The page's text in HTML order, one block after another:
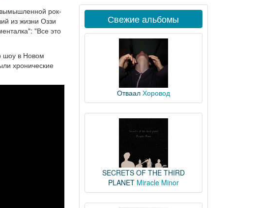
рок-
из жизни Оззи
"Все это
шоу в Новом
хронические
Свежие альбомы
Отваал Хоровод
SECRETS OF THE THIRD
PLANET Miracle Minor